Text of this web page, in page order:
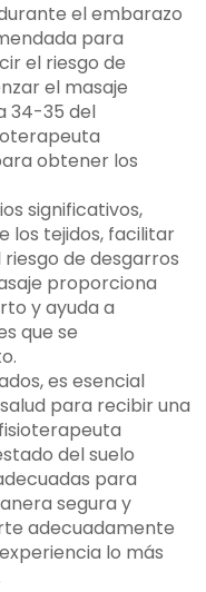
el embarazo
para
el riesgo de
el masaje
34-35 del
obtener los
significativos,
los tejidos, facilitar
de desgarros
proporciona
y ayuda a
que se
es esencial
para recibir una
del suelo
para
segura y
adecuadamente
lo más